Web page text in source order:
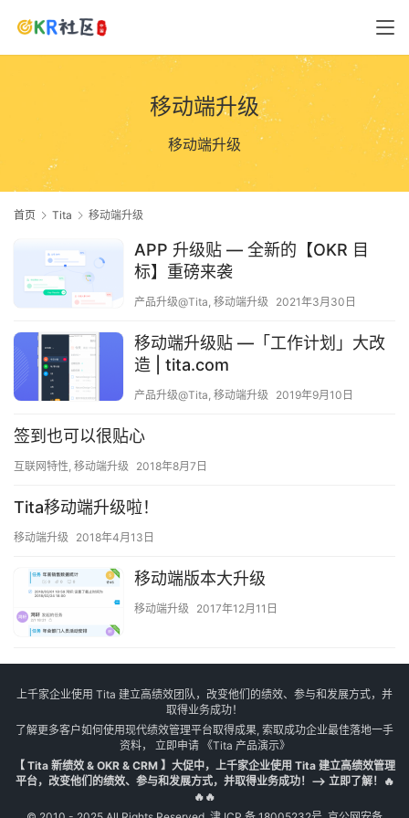
移动端升级
移动端升级
首页 Tita 移动端升级
APP 升级贴 — 全新的【OKR 目
标】重磅来袭
产品升级@Tita, 移动端升级 2021年3月30日
移动端升级贴 —「工作计划」大改
造 | tita.com
产品升级@Tita, 移动端升级 2019年9月10日
签到也可以很贴心
互联网特性, 移动端升级 2018年8月7日
Tita移动端升级啦！
移动端升级 2018年4月13日
移动端版本大升级
移动端升级 2017年12月11日
上千家企业使用 Tita 建立高绩效团队，改变他们的绩效、参与和发展方式，并
取得业务成功！
了解更多客户如何使用现代绩效管理平台取得成果, 索取成功企业最佳落地一手
资料， 立即申请《Tita 产品演示》
【 Tita 新绩效 & OKR & CRM 】大促中，上千家企业使用 Tita 建立高绩效管理
平台，改变他们的绩效、参与和发展方式，并取得业务成功！--> 立即了解！🔥
🔥🔥